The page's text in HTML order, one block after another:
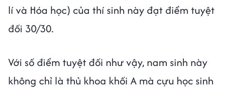
lí và Hóa học) của thí sinh này đạt điểm tuyệt
đối 30/30.
Với số điểm tuyệt đối như vậy, nam sinh này
không chỉ là thủ khoa khối A mà cựu học sinh